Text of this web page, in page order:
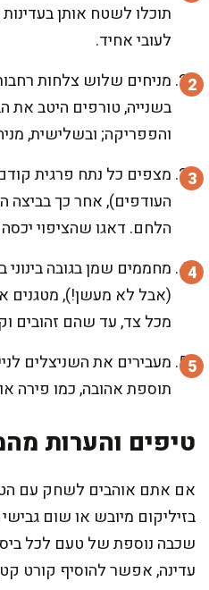
תוכלו לשטח אותן
לעובי אחיד.
מניחים שלוש צלחות
בשנייה, טורפים היטב
והפפריקה; ובשלישית,
מצפים כל נתח פרגית
העודפים), אחר כך בביצה
הלחם. דאגו שהציפוי
מחממים שמן בגובה
מכל צד, עד שהם זהובים
מעבירים את השניצלים
תוספת אהובה, כמו פירה
טיפים והערות
אם אתם אוהבים לשחק עם
בזיליקום מיובש או שום
שכבה נוספת של טעם לכל
עדינה, אפשר להוסיף קורט